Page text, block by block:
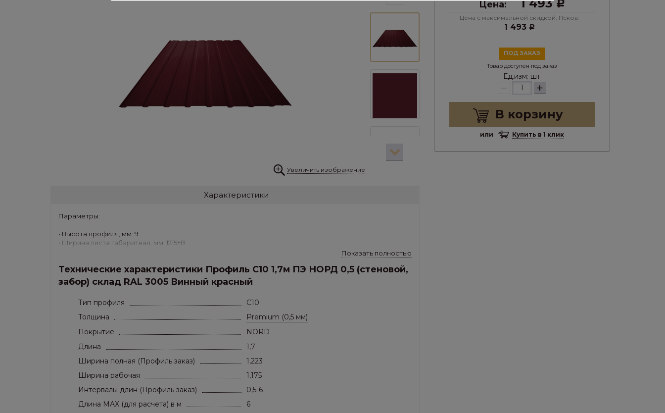
Увеличить изображение
Цена: 1 493 Р
Цена с максимальной скидкой, Псков:
1 493 Р
ПОД ЗАКАЗ
Товар доступен под заказ
Ед.изм: шт
+
В корзину
или Купить в 1 клик
Характеристики
Параметры:
• Высота профиля, мм: 9
• Ширина листа габаритная, мм: 1215±8
• Толщина листа, мм: Premium (0.5 мм)
Показать полностью
Технические характеристики Профиль C10 1,7м ПЭ НОРД 0,5 (стеновой,
забор) склад RAL 3005 Винный красный
Тип профиля
C10
Толщина
Premium (0,5 мм)
Покрытие
NORD
Длина
1,7
Ширина полная (Профиль заказ)
1,223
Ширина рабочая
1,175
Интервалы длин (Профиль заказ)
0,5-6
Длина MAX (для расчета) в м
6